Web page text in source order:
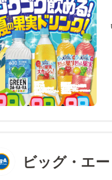
ビッグ・エ